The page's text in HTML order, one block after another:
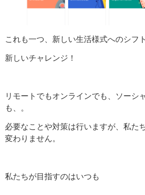
これも一つ、新しい生活様式へのシフト
新しいチャレンジ！
リモートでもオンラインでも、ソーシ
も、。
必要なことや対策は行いますが、私た
変わりません。
私たちが目指すのはいつも